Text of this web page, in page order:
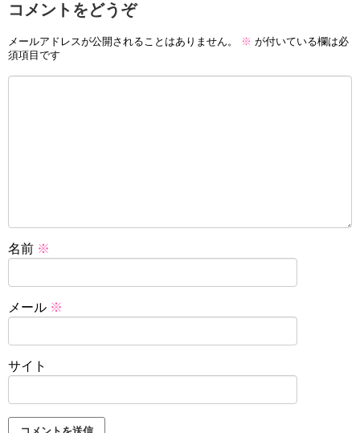
コメントをどうぞ
メールアドレスが公開されることはありません。 ※ が付いている欄は必
須項目です
名前 ※
メール ※
サイト